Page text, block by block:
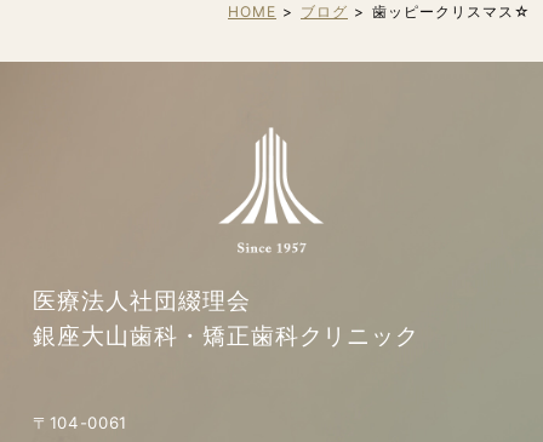
HOME ブログ 歯ッピークリスマス☆
医療法人社団綴理会
銀座大山歯科・矯正歯科クリニック
〒104-0061